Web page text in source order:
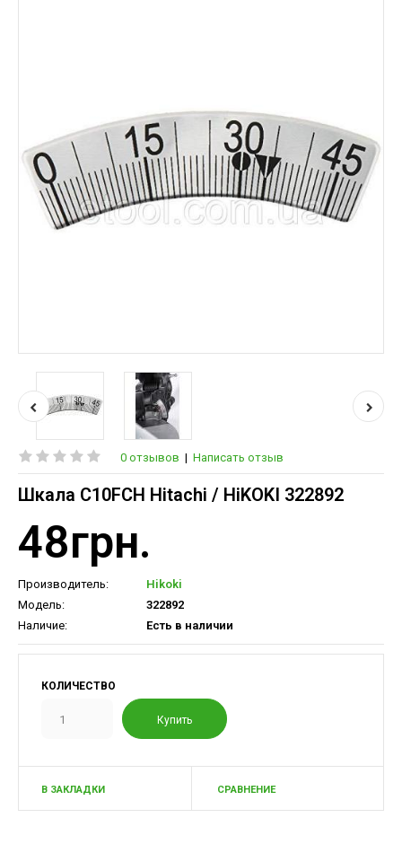
0 отзывов | Написать отзыв
Шкала C10FCH Hitachi / HiKOKI 322892
48грн.
Производитель:
Hikoki
Модель:
322892
Наличие:
Есть в наличии
КОЛИЧЕСТВО
В ЗАКЛАДКИ СРАВНЕНИЕ